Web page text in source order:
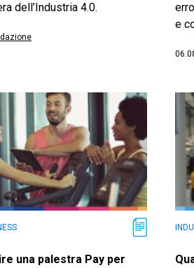
dell’Industria 4.0.
e
una palestra Pay per